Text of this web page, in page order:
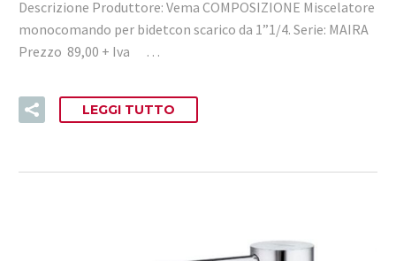
Descrizione Produttore: Vema COMPOSIZIONE Miscelatore
monocomando per bidetcon scarico da 1”1/4. Serie: MAIRA
Prezzo 89,00 + Iva …
LEGGI TUTTO